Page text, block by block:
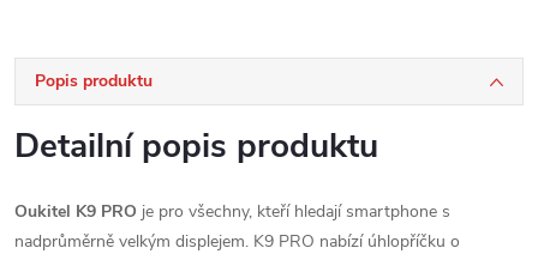
Popis produktu
Detailní popis produktu
Oukitel K9 PRO je pro všechny, kteří hledají smartphone s
nadprůměrně velkým displejem. K9 PRO nabízí úhlopříčku o